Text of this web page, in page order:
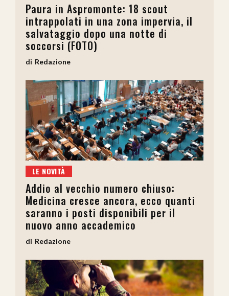
Paura in Aspromonte: 18 scout
intrappolati in una zona impervia, il
salvataggio dopo una notte di
soccorsi (FOTO)
Redazione
LE NOVITÀ
Addio al vecchio numero chiuso:
Medicina cresce ancora, ecco quanti
saranno i posti disponibili per il
nuovo anno accademico
Redazione